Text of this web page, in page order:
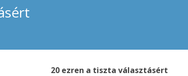
20 ezren a tiszta választásért